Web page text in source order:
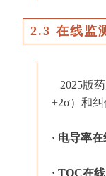
2.3 在线监
2025版
+2σ）和
· 电导率
· TOC在